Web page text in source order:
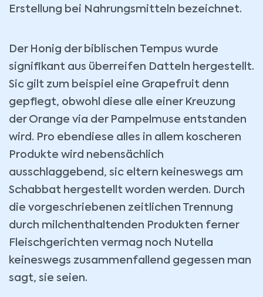
Erstellung bei Nahrungsmitteln bezeichnet.
Der Honig der biblischen Tempus wurde
signifikant aus überreifen Datteln hergestellt.
Sic gilt zum beispiel eine Grapefruit denn
gepflegt, obwohl diese alle einer Kreuzung
der Orange via der Pampelmuse entstanden
wird. Pro ebendiese alles in allem koscheren
Produkte wird nebensächlich
ausschlaggebend, sic eltern keineswegs am
Schabbat hergestellt worden werden. Durch
die vorgeschriebenen zeitlichen Trennung
durch milchenthaltenden Produkten ferner
Fleischgerichten vermag noch Nutella
keineswegs zusammenfallend gegessen man
sagt, sie seien.